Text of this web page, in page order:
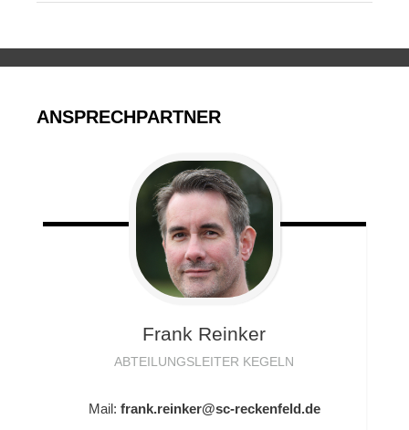
ANSPRECHPARTNER
Frank Reinker
ABTEILUNGSLEITER KEGELN
Mail: frank.reinker@sc-reckenfeld.de